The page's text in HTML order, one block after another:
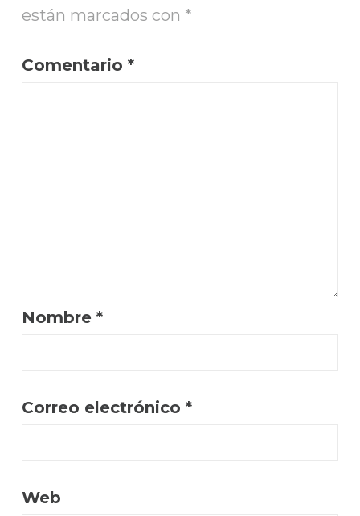
están marcados con *
Comentario *
Nombre *
Correo electrónico *
Web